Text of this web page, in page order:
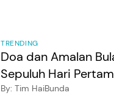
TRENDING
Doa dan Amalan
Sepuluh Hari
By: Tim HaiBunda